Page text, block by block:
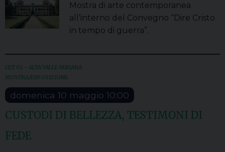
Mostra di arte contemporanea
all’interno del Convegno “Dire Cristo
in tempo di guerra”.
CET 02 – ALTA VALLE SERIANA
MOSTRA/ESPOSIZIONE
domenica 10 maggio 10:00
CUSTODI DI BELLEZZA, TESTIMONI DI
FEDE